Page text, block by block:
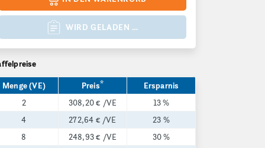
WIRD GELADEN …
Menge (VE) Preis*
Ersparnis
2
308,20 € /VE
13 %
4
272,64 € /VE
23 %
8
248,93 € /VE
30 %